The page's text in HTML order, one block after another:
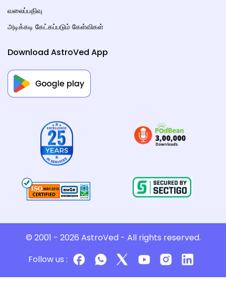
வலைப்பதிவு
அடிக்கடி கேட்கப்படும் கேள்விகள்
Download AstroVed App
© 2001 - 2026 AstroVed - All rights reserved.
Follow us :